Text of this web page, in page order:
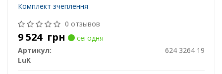
Комплект зчеплення
0 отзывов
9 524 грн
сегодня
Артикул:
624 3264 19
LuK